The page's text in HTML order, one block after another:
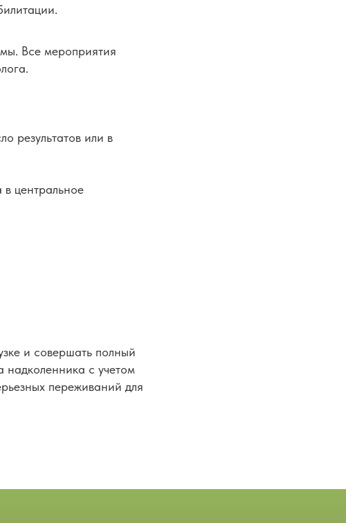
Все мероприятия
результатов или в
в центральное
и совершать полный
надколенника с учетом
переживаний для